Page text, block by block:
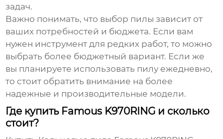
задач.
Важно понимать, что выбор пилы зависит от
ваших потребностей и бюджета. Если вам
нужен инструмент для редких работ, то можно
выбрать более бюджетный вариант. Если же
вы планируете использовать пилу ежедневно,
то стоит обратить внимание на более
надежные и производительные модели.
Где купить Famous K970RING и сколько
стоит?